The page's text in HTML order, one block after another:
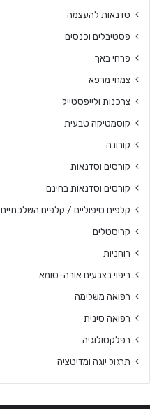
סדנאות להעצמה
פסטיבלים וכנסים
פרחי באך
צמחי מרפא
צרכנות ולייפסטייל
קוסמטיקה טבעית
קורונה
קורסים וסדנאות
קורסים וסדנאות בחינם
קלפים טיפוליים / קלפים השלכתיים
קריסטלים
רוחניות
ריפוי בצבעים אורה-סומא
רפואה משלימה
רפואה סינית
רפלקסולוגיה
תרגול יוגה ומדיטציה